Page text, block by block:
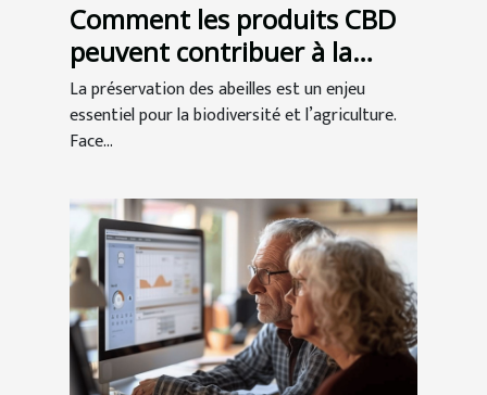
Comment les produits CBD
peuvent contribuer à la
préservation des abeilles ?
La préservation des abeilles est un enjeu
essentiel pour la biodiversité et l’agriculture.
Face...